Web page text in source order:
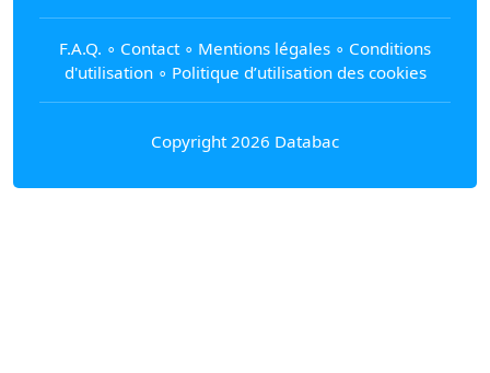
F.A.Q. ∘ Contact ∘ Mentions légales ∘ Conditions
d'utilisation∘ Politique d’utilisation des cookies
Copyright 2026 Databac